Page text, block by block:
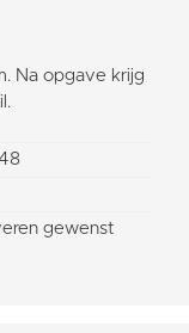
Na opgave krijg
gewenst